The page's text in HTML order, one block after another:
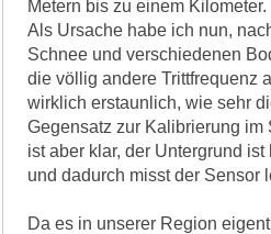
Metern bis zu einem Kilometer.
Als Ursache habe ich nun,
Schnee und verschiedenen
die völlig andere Trittfrequenz
wirklich erstaunlich, wie sehr
Gegensatz zur Kalibrierung im
ist aber klar, der Untergrund
und dadurch misst der Sensor
Da es in unserer Region